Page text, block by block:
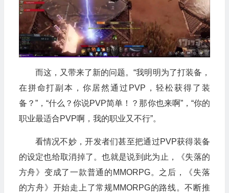
而这，又带来了新的问题。“我明明为了打装备，
在拼命打副本，你居然通过PVP，轻松获得了装
备？”，“什么？你说PVP简单！？那你也来啊”，“你的
职业最适合PVP啊，我的职业又不行”。
看情况不妙，开发者们甚至把通过PVP获得装备
的设定也给取消掉了。也就是说到此为止，《失落的
方舟》变成了一款普通的MMORPG。之后，《失落
的方舟》开始走上了常规MMORPG的路线。不断推